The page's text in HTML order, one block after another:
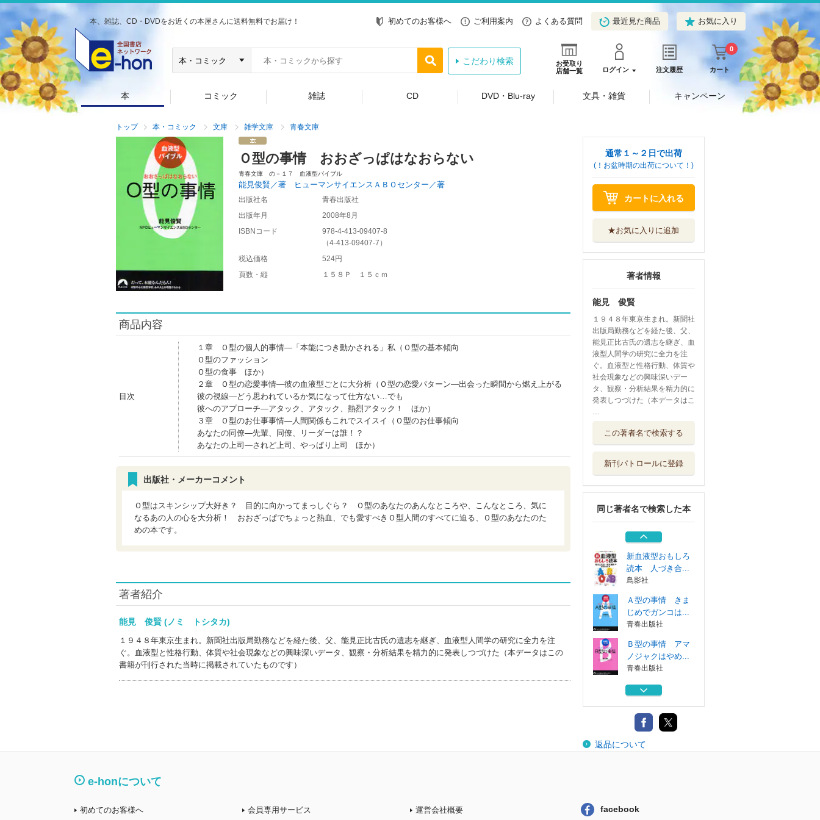
本、雑誌、CD・DVDをお近くの本屋さんに送料無料でお届け！ 初めてのお客様へ ご利用案内 よくある質問 最近見た商品 お気に入り
お受取り
店舗一覧
ログイン 注文履歴 カート
0
こだわり検索
本 コミック 雑誌 CD DVD・Blu-ray 文具・雑貨 キャンペーン
トップ 本・コミック 文庫 雑学文庫 青春文庫
Ｏ型の事情 おおざっぱはなおらない
青春文庫 の－１７ 血液型バイブル
能見俊賢／著 ヒューマンサイエンスＡＢＯセンター／著
出版社名
青春出版社
出版年月
2008年8月
ISBNコード
978-4-413-09407-8
（4-413-09407-7 ）
税込価格
524円
頁数・縦
１５８Ｐ １５ｃｍ
商品内容
目次
１章 Ｏ型の個人的事情―「本能につき動かされる」私（Ｏ型の基本傾向
Ｏ型のファッション
Ｏ型の食事 ほか）
２章 Ｏ型の恋愛事情―彼の血液型ごとに大分析（Ｏ型の恋愛パターン―出会った瞬間から燃え上がる
彼の視線―どう思われているか気になって仕方ない…でも
彼へのアプローチ―アタック、アタック、熱烈アタック！ ほか）
３章 Ｏ型のお仕事事情―人間関係もこれでスイスイ（Ｏ型のお仕事傾向
あなたの同僚―先輩、同僚、リーダーは誰！？
あなたの上司―されど上司、やっぱり上司 ほか）
出版社・メーカーコメント
Ｏ型はスキンシップ大好き？ 目的に向かってまっしぐら？ Ｏ型のあなたのあんなところや、こんなところ、気に
なるあの人の心を大分析！ おおざっぱでちょっと熱血、でも愛すべきＯ型人間のすべてに迫る、Ｏ型のあなたのた
めの本です。
著者紹介
能見 俊賢 (ノミ トシタカ)
１９４８年東京生まれ。新聞社出版局勤務などを経た後、父、能見正比古氏の遺志を継ぎ、血液型人間学の研究に全力を注
ぐ。血液型と性格行動、体質や社会現象などの興味深いデータ、観察・分析結果を精力的に発表しつづけた（本データはこの
書籍が刊行された当時に掲載されていたものです）
通常１～２日で出荷
(！お盆時期の出荷について！)
カートに入れる
★お気に入りに追加
著者情報
能見 俊賢
１９４８年東京生まれ。新聞社
出版局勤務などを経た後、父、
能見正比古氏の遺志を継ぎ、血
液型人間学の研究に全力を注
ぐ。血液型と性格行動、体質や
社会現象などの興味深いデー
タ、観察・分析結果を精力的に
発表しつづけた（本データはこ
…
この著者名で検索する
新刊パトロールに登録
同じ著者名で検索した本
ノジャクはやめ...
ＡＢ型の事情 ふ
青春出版社
タッチマイハート
トライアングル...
新血液型おもしろ
読本 人づき合...
鳥影社
Ａ型の事情 きま
じめでガンコは...
青春出版社
Ｂ型の事情 アマ
ノジャクはやめ...
青春出版社
ＡＢ型の事情 ふ
青春出版社
タッチマイハート
トライアングル...
返品について
e-honについて
初めてのお客様へ 会員専用サービス 運営会社概要 facebook